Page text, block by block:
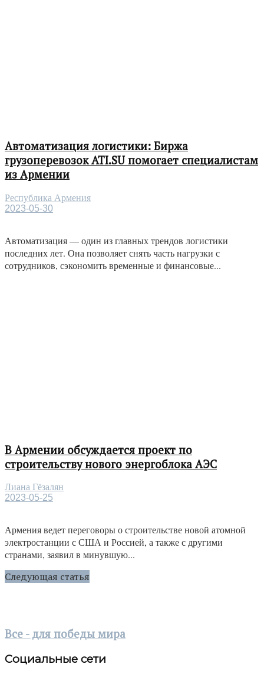
Автоматизация логистики: Биржа
грузоперевозок ATI.SU помогает специалистам
из Армении
Республика Армения
2023-05-30
Автоматизация — один из главных трендов логистики
последних лет. Она позволяет снять часть нагрузки с
сотрудников, сэкономить временные и финансовые...
В Армении обсуждается проект по
строительству нового энергоблока АЭС
Лиана Гёзалян
2023-05-25
Армения ведет переговоры о строительстве новой атомной
электростанции с США и Россией, а также с другими
странами, заявил в минувшую...
Следующая статья
Все - для победы мира
Социальные сети